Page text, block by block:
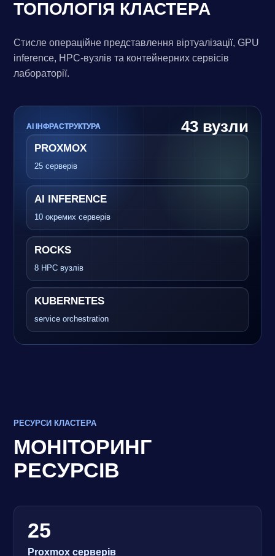
ТОПОЛОГІЯ КЛАСТЕРА
Стисле операційне представлення віртуалізації, GPU
inference, HPC-вузлів та контейнерних сервісів
лабораторії.
AI ІНФРАСТРУКТУРА 43 вузли
PROXMOX
25 серверів
AI INFERENCE
10 окремих серверів
ROCKS
8 HPC вузлів
KUBERNETES
service orchestration
РЕСУРСИ КЛАСТЕРА
МОНІТОРИНГ
РЕСУРСІВ
25
Proxmox серверів